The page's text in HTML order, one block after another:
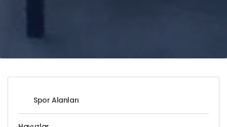
Spor Alanları